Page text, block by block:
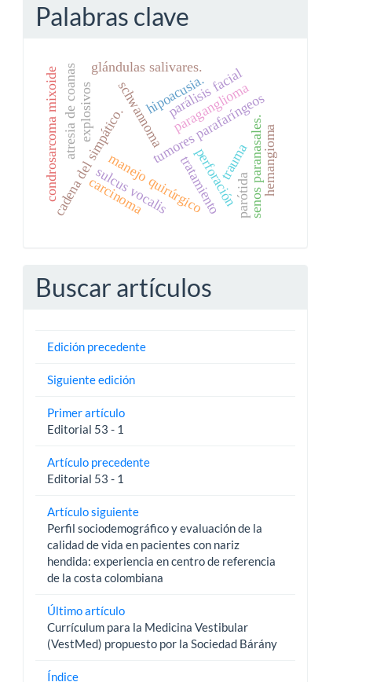
Palabras clave
schwannomaparaganglioma
tumores parafaríngeos
cadena del simpático.
atresia de coanas
manejo quirúrgico
condrosarcoma mixoide senos paranasales.
perforación
trauma
explosivos hipoacusia.
sulcus vocalis
parálisis facial
tratamiento
carcinoma parótida
glándulas salivares.
hemangioma
Buscar artículos
Edición precedente
Siguiente edición
Primer artículo
Editorial 53 - 1
Artículo precedente
Editorial 53 - 1
Artículo siguiente
Perfil sociodemográfico y evaluación de la
calidad de vida en pacientes con nariz
hendida: experiencia en centro de referencia
de la costa colombiana
Último artículo
Currículum para la Medicina Vestibular
(VestMed) propuesto por la Sociedad Bárány
Índice